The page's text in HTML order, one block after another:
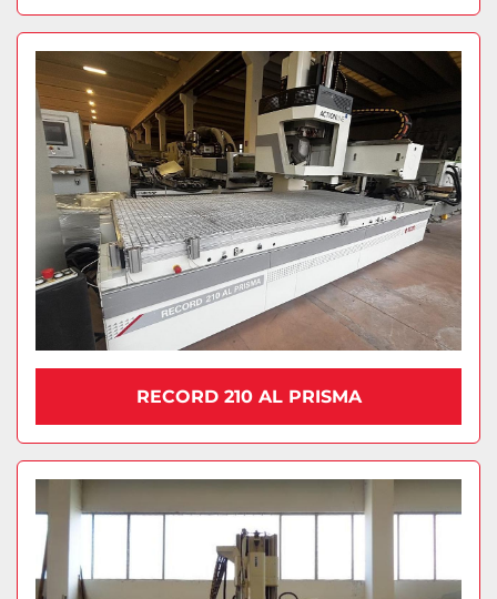
RECORD 210 AL PRISMA